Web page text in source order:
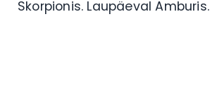
Skorpionis. Laupäeval Amburis.